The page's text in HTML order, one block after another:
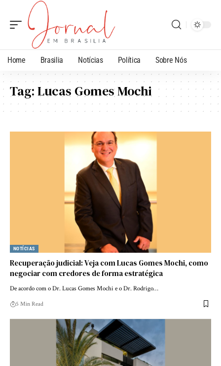
Home Brasilia Notícias Política Sobre Nós
Tag:Lucas Gomes Mochi
NOTÍCIAS
Recuperação judicial: Veja com Lucas Gomes Mochi, como
negociar com credores de forma estratégica
De acordo com o Dr. Lucas Gomes Mochi e o Dr. Rodrigo…
5 Min Read